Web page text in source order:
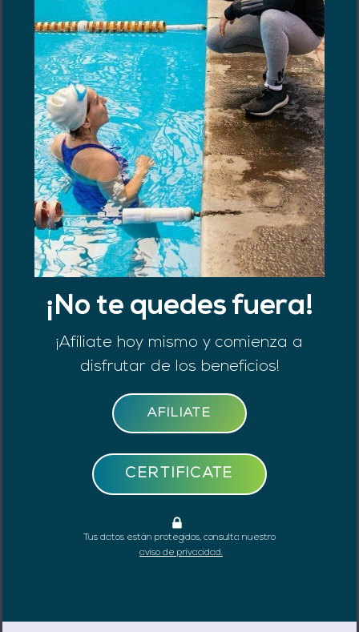
¡No te quedes fuera!
¡Afíliate hoy mismo y comienza a
disfrutar de los beneficios!
AFÍLIATE
CERTÍFICATE
Tus datos están protegidos, consulta nuestro
aviso de privacidad.